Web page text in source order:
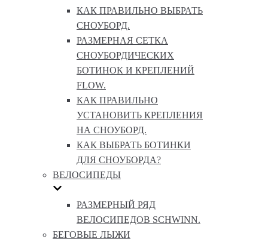
КАК ПРАВИЛЬНО ВЫБРАТЬ
СНОУБОРД.
РАЗМЕРНАЯ СЕТКА
СНОУБОРДИЧЕСКИХ
БОТИНОК И КРЕПЛЕНИЙ
FLOW.
КАК ПРАВИЛЬНО
УСТАНОВИТЬ КРЕПЛЕНИЯ
НА СНОУБОРД.
КАК ВЫБРАТЬ БОТИНКИ
ДЛЯ СНОУБОРДА?
ВЕЛОСИПЕДЫ
РАЗМЕРНЫЙ РЯД
ВЕЛОСИПЕДОВ SCHWINN.
БЕГОВЫЕ ЛЫЖИ